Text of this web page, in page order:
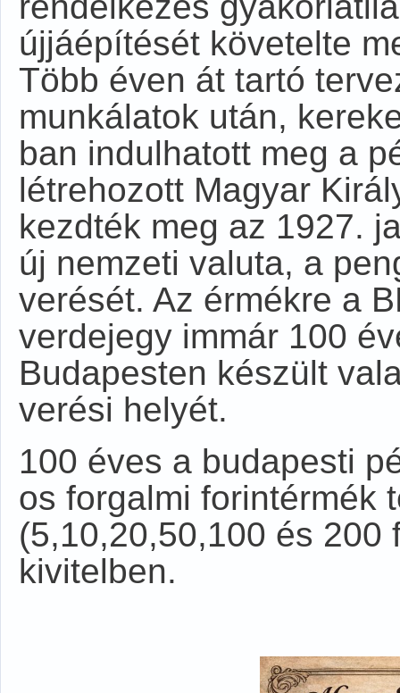
újjáépítését követelte
Több éven át tartó
munkálatok után,
ban indulhatott meg a
létrehozott Magyar
kezdték meg az 1927.
új nemzeti valuta, a
verését. Az érmékre a
verdejegy immár 100
Budapesten készült
verési helyét.
100 éves a budapesti
os forgalmi forintérmék
(5,10,20,50,100 és 200
kivitelben.